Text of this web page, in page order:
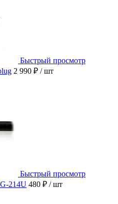
Быстрый просмотр
2 990 ₽ / шт
Быстрый просмотр
214U 480 ₽ / шт